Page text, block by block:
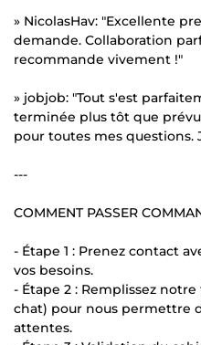
» NicolasHav: "Excellente
demande. Collaboration
recommande vivement !"
» jobjob: "Tout s'est
terminée plus tôt que
pour toutes mes
---
COMMENT PASSER
- Étape 1 : Prenez contact
vos besoins.
- Étape 2 : Remplissez
chat) pour nous permettre
attentes.